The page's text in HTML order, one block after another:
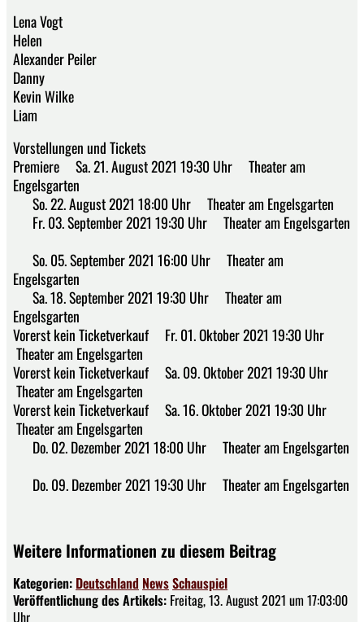
Lena Vogt
Helen
Alexander Peiler
Danny
Kevin Wilke
Liam
Vorstellungen und Tickets
Premiere Sa. 21. August 2021 19:30 Uhr Theater am
Engelsgarten
So. 22. August 2021 18:00 Uhr Theater am Engelsgarten
Fr. 03. September 2021 19:30 Uhr Theater am Engelsgarten
So. 05. September 2021 16:00 Uhr Theater am
Engelsgarten
Sa. 18. September 2021 19:30 Uhr Theater am
Engelsgarten
Vorerst kein Ticketverkauf Fr. 01. Oktober 2021 19:30 Uhr
Theater am Engelsgarten
Vorerst kein Ticketverkauf Sa. 09. Oktober 2021 19:30 Uhr
Theater am Engelsgarten
Vorerst kein Ticketverkauf Sa. 16. Oktober 2021 19:30 Uhr
Theater am Engelsgarten
Do. 02. Dezember 2021 18:00 Uhr Theater am Engelsgarten
Do. 09. Dezember 2021 19:30 Uhr Theater am Engelsgarten
Weitere Informationen zu diesem Beitrag
Kategorien: Deutschland NewsSchauspiel
Veröffentlichung des Artikels: Freitag, 13. August 2021 um 17:03:00
Uhr